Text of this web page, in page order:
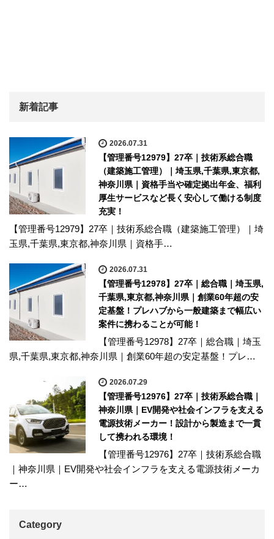
新着記事
2026.07.31
【管理番号12979】27卒｜技術系総合職
（建築施工管理）｜埼玉県,千葉県,東京都,
神奈川県｜資格手当や確定拠出年金、福利
厚生サービスなど長く安心して働ける制度
充実！
【管理番号12979】27卒｜技術系総合職（建築施工管理）｜埼
玉県,千葉県,東京都,神奈川県｜資格手…
2026.07.31
【管理番号12978】27卒｜総合職｜埼玉県,
千葉県,東京都,神奈川県｜創業60年超の安
定基盤！プレハブから一般建築まで幅広い
案件に携わることが可能！
【管理番号12978】27卒｜総合職｜埼玉
県,千葉県,東京都,神奈川県｜創業60年超の安定基盤！プレ…
2026.07.29
【管理番号12976】27卒｜技術系総合職｜
神奈川県｜EV開発や社会インフラを支える
電源技術メーカー！設計から製造まで一貫
して携われる環境！
【管理番号12976】27卒｜技術系総合職
｜神奈川県｜EV開発や社会インフラを支える電源技術メーカ
ー…
Category